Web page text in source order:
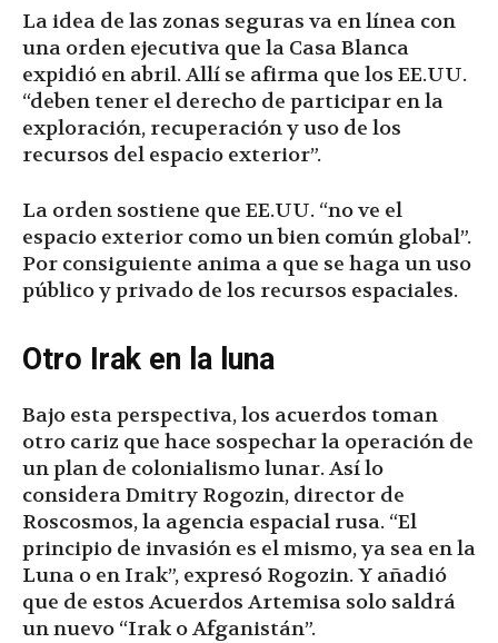
La idea de las zonas seguras va en línea con
una orden ejecutiva que la Casa Blanca
expidió en abril. Allí se afirma que los EE.UU.
“deben tener el derecho de participar en la
exploración, recuperación y uso de los
recursos del espacio exterior”.
La orden sostiene que EE.UU. “no ve el
espacio exterior como un bien común global”.
Por consiguiente anima a que se haga un uso
público y privado de los recursos espaciales.
Otro Irak en la luna
Bajo esta perspectiva, los acuerdos toman
otro cariz que hace sospechar la operación de
un plan de colonialismo lunar. Así lo
considera Dmitry Rogozin, director de
Roscosmos, la agencia espacial rusa. “El
principio de invasión es el mismo, ya sea en la
Luna o en Irak”, expresó Rogozin. Y añadió
que de estos Acuerdos Artemisa solo saldrá
un nuevo “Irak o Afganistán”.